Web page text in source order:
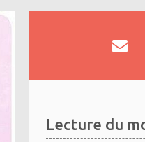
Lecture du